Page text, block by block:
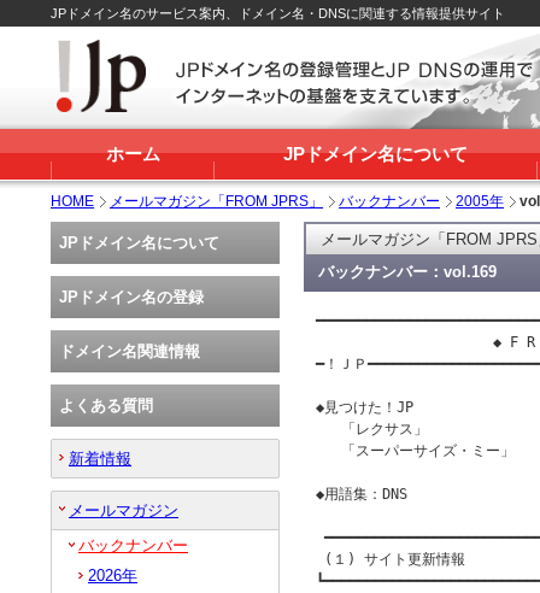
JPドメイン名のサービス案内、ドメイン名・DNSに関連する情報提供サイト
ホーム JPドメイン名について
HOME メールマガジン「FROM JPRS」 バックナンバー 2005年
メールマガジン「FROM
バックナンバー：vol.169
◆ F
━！ＪＰ
◆見つけた！JP
   「レクサス」
   「スーパーサイズ・ミー」
◆用語集：DNS
(１) サイト更新情報
JPドメイン名について
JPドメイン名の登録
ドメイン名関連情報
よくある質問
新着情報
メールマガジン
バックナンバー
2026年